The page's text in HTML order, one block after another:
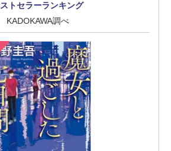
トセラーランキング
KADOKAWA調べ